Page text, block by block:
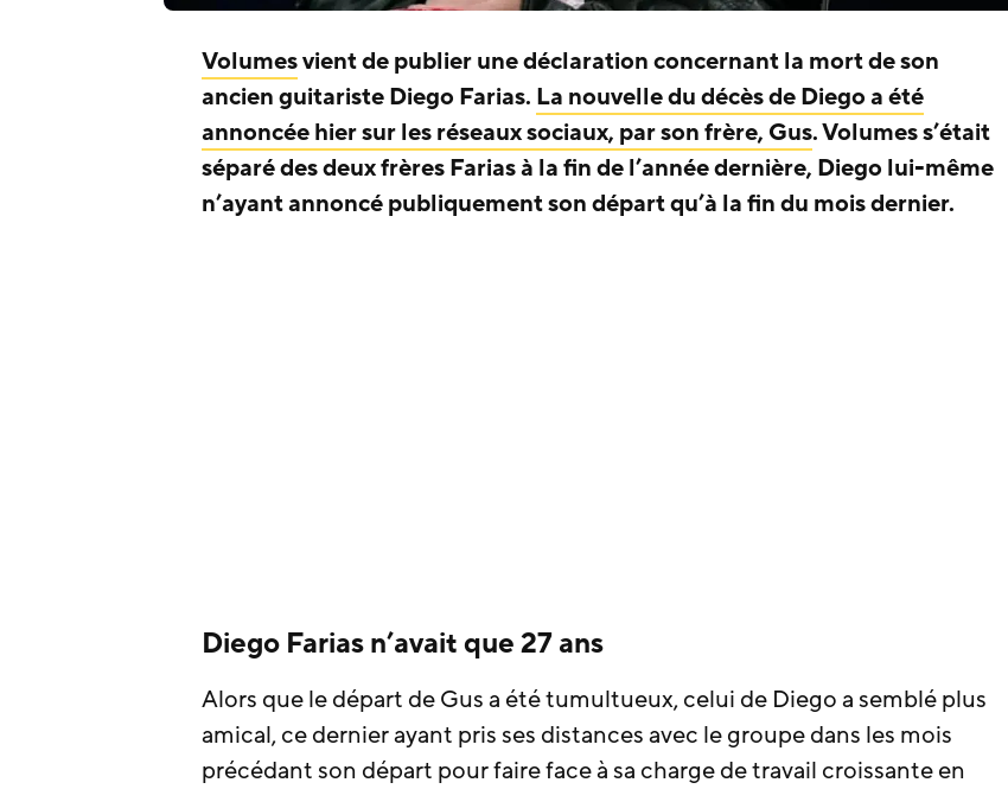
Volumesvient de publier une déclaration concernant la mort de son
ancien guitariste Diego Farias. La nouvelle du décès de Diego a été
annoncée hier sur les réseaux sociaux, par son frère, Gus. Volumes s’était
séparé des deux frères Farias à la fin de l’année dernière, Diego lui-même
n’ayant annoncé publiquement son départ qu’à la fin du mois dernier.
Diego Farias n’avait que 27 ans
Alors que le départ de Gus a été tumultueux, celui de Diego a semblé plus
amical, ce dernier ayant pris ses distances avec le groupe dans les mois
précédant son départ pour faire face à sa charge de travail croissante en